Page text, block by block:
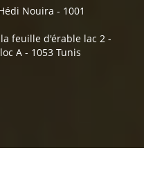
Nouira - 1001
feuille d'érable lac 2 -
A - 1053 Tunis